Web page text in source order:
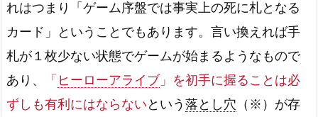
れはつまり「ゲーム序盤では事実上の死に札となる
カード」ということでもあります。言い換えれば手
札が１枚少ない状態でゲームが始まるようなもので
あり、
「 ヒーローアライブ 」を初手に握ることは必
ずしも有利にはならない という 落とし穴 （※）が存